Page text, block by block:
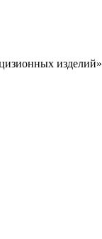
изделий»